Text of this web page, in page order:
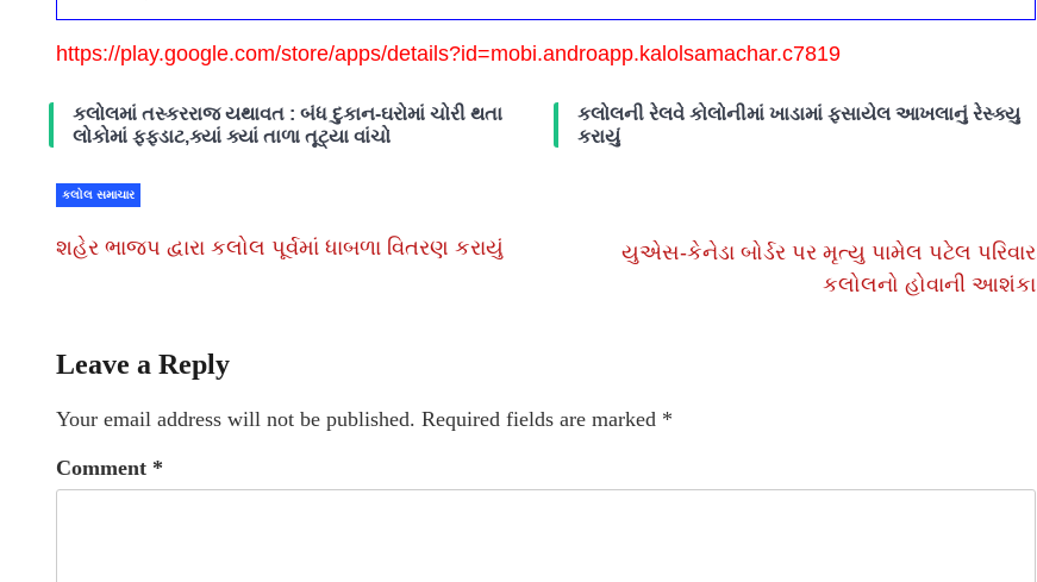
https://play.google.com/store/apps/details?id=mobi.androapp.kalolsamachar.c7819
કલોલમાં તસ્કરરાજ યથાવત : બંધ દુકાન-ઘરોમાં ચોરી થતા
લોકોમાં ફફડાટ,ક્યાં ક્યાં તાળા તૂટ્યા વાંચો
કલોલની રેલવે કોલોનીમાં ખાડામાં ફસાયેલ આખલાનું રેસ્ક્યુ
કરાયું
કલોલ સમાચાર
શહેર ભાજપ દ્વારા કલોલ પૂર્વમાં ધાબળા વિતરણ કરાયું
યુએસ-કેનેડા બોર્ડર પર મૃત્યુ પામેલ પટેલ પરિવાર
કલોલનો હોવાની આશંકા
Leave a Reply
Your email address will not be published. Required fields are marked *
Comment *